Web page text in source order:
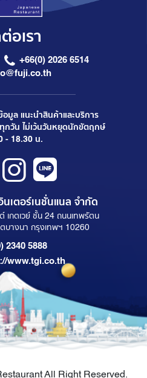
อเรา
+66(0) 2026 6514
มูล แนะนำสินค้าและบริการ
กวัน ไม่เว้นวันหยุดนักขัตฤกษ์
- 18.30 น.
เตอร์เนชั่นแนล จำกัด
เกตเวย์ ชั้น 24 ถนนเทพรัตน
ตบางนา กรุงเทพฯ 10260
2340 5888
www.tgi.co.th
All Right Reserved.